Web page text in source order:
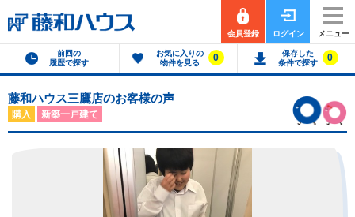
会員登録 ログイン メニュー
前回の
履歴で探す
お気に入りの
物件を見る
0
保存した
条件で探す
0
藤和ハウス三鷹店のお客様の声
購入 新築一戸建て